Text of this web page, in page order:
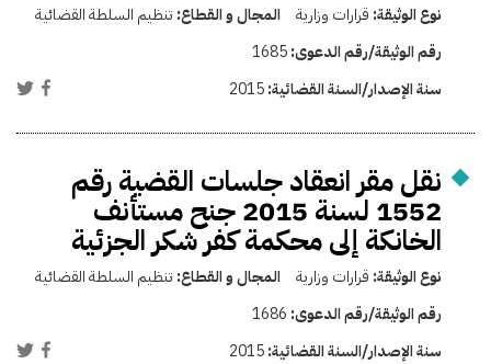
نوع الوثيقة: قرارات وزارية المجال و القطاع: تنظيم السلطة القضائية
رقم الوثيقة/رقم الدعوى:1685
سنة الإصدار/السنة القضائية:2015
نقل مقر انعقاد جلسات القضية رقم
1552 لسنة 2015 جنح مستأنف
الخانكة إلى محكمة كفر شكر الجزئية
نوع الوثيقة: قرارات وزارية المجال و القطاع: تنظيم السلطة القضائية
رقم الوثيقة/رقم الدعوى: 1686
سنة الإصدار/السنة القضائية:2015